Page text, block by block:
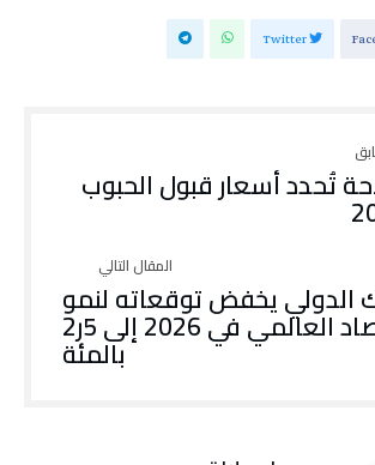
Twitter
تُحدد أسعار قبول الحبوب
الدولي يخفض توقعاته لنمو
الاقتصاد العالمي في 2026 إلى 5ر2
بالمئة